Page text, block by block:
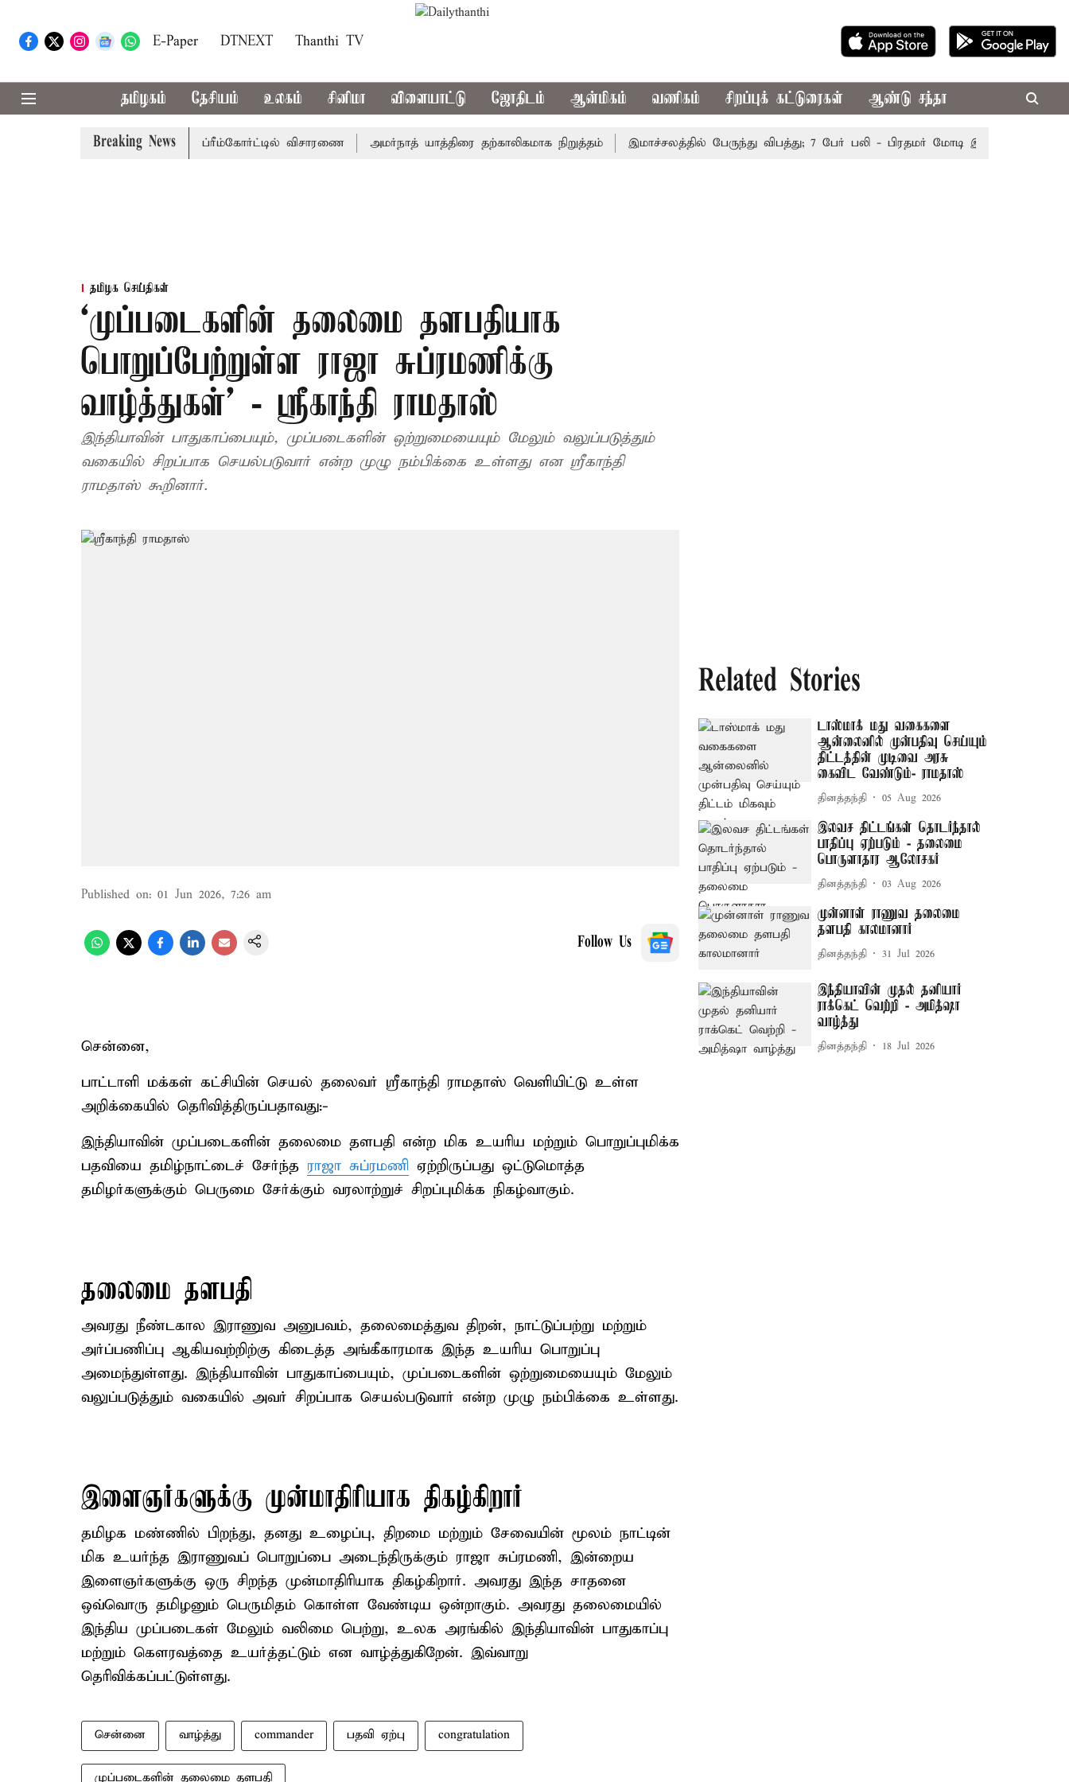
E-Paper DTNEXT Thanthi TV
தமிழகம் தேசியம் உலகம் சினிமா விளையாட்டு ஜோதிடம் ஆன்மிகம் வணிகம் சிறப்புக் கட்டுரைகள் ஆண்டு சந்தா
Breaking News
வழக்கு; வரும் 14ம்தேதி சுப்ரீம்கோர்ட்டில் விசாரணை அமர்நாத் யாத்திரை தற்காலிகமாக நிறுத்தம் இமாச்சலத்தில் பேருந்து விபத்து; 7 பேர் பலி - பிரதமர் மோடி இரங்கல்
தமிழக செய்திகள்
‘முப்படைகளின் தலைமை தளபதியாக
பொறுப்பேற்றுள்ள ராஜா சுப்ரமணிக்கு
வாழ்த்துகள்’ - ஸ்ரீகாந்தி ராமதாஸ்
இந்தியாவின் பாதுகாப்பையும், முப்படைகளின் ஒற்றுமையையும் மேலும் வலுப்படுத்தும்
வகையில் சிறப்பாக செயல்படுவார் என்ற முழு நம்பிக்கை உள்ளது என ஸ்ரீகாந்தி
ராமதாஸ் கூறினார்.
Published on: 01 Jun 2026, 7:26 am
Follow Us
சென்னை,
பாட்டாளி மக்கள் கட்சியின் செயல் தலைவர் ஸ்ரீகாந்தி ராமதாஸ் வெளியிட்டு உள்ள
அறிக்கையில் தெரிவித்திருப்பதாவது:-
இந்தியாவின் முப்படைகளின் தலைமை தளபதி என்ற மிக உயரிய மற்றும் பொறுப்புமிக்க
பதவியை தமிழ்நாட்டைச் சேர்ந்த ராஜா சுப்ரமணி ஏற்றிருப்பது ஒட்டுமொத்த
தமிழர்களுக்கும் பெருமை சேர்க்கும் வரலாற்றுச் சிறப்புமிக்க நிகழ்வாகும்.
தலைமை தளபதி
அவரது நீண்டகால இராணுவ அனுபவம், தலைமைத்துவ திறன், நாட்டுப்பற்று மற்றும்
அர்ப்பணிப்பு ஆகியவற்றிற்கு கிடைத்த அங்கீகாரமாக இந்த உயரிய பொறுப்பு
அமைந்துள்ளது. இந்தியாவின் பாதுகாப்பையும், முப்படைகளின் ஒற்றுமையையும் மேலும்
வலுப்படுத்தும் வகையில் அவர் சிறப்பாக செயல்படுவார் என்ற முழு நம்பிக்கை உள்ளது.
இளைஞர்களுக்கு முன்மாதிரியாக திகழ்கிறார்
தமிழக மண்ணில் பிறந்து, தனது உழைப்பு, திறமை மற்றும் சேவையின் மூலம் நாட்டின்
மிக உயர்ந்த இராணுவப் பொறுப்பை அடைந்திருக்கும் ராஜா சுப்ரமணி, இன்றைய
இளைஞர்களுக்கு ஒரு சிறந்த முன்மாதிரியாக திகழ்கிறார். அவரது இந்த சாதனை
ஒவ்வொரு தமிழனும் பெருமிதம் கொள்ள வேண்டிய ஒன்றாகும். அவரது தலைமையில்
இந்திய முப்படைகள் மேலும் வலிமை பெற்று, உலக அரங்கில் இந்தியாவின் பாதுகாப்பு
மற்றும் கௌரவத்தை உயர்த்தட்டும் என வாழ்த்துகிறேன். இவ்வாறு
தெரிவிக்கப்பட்டுள்ளது.
சென்னை வாழ்த்து commander பதவி ஏற்பு congratulation
முப்படைகளின் தலைமை தளபதி
Related Stories
டாஸ்மாக் மது வகைகளை
ஆன்லைனில் முன்பதிவு செய்யும்
திட்டத்தின் முடிவை அரசு
கைவிட வேண்டும்- ராமதாஸ்
தினத்தந்தி 05 Aug 2026
இலவச திட்டங்கள் தொடர்ந்தால்
பாதிப்பு ஏற்படும் - தலைமை
பொருளாதார ஆலோசகர்
தினத்தந்தி 03 Aug 2026
முன்னாள் ராணுவ தலைமை
தளபதி காலமானார்
தினத்தந்தி 31 Jul 2026
இந்தியாவின் முதல் தனியார்
ராக்கெட் வெற்றி - அமித்ஷா
வாழ்த்து
தினத்தந்தி 18 Jul 2026